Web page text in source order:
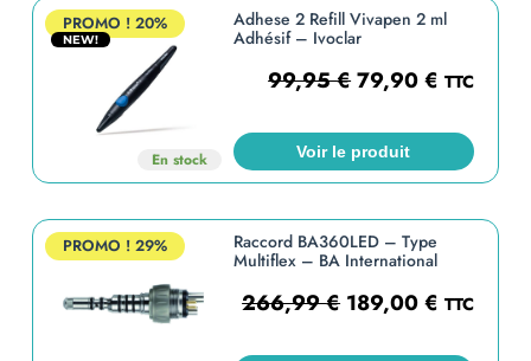
PROMO ! 20%
NEW!
En stock
Adhese 2 Refill Vivapen 2 ml
Adhésif – Ivoclar
99,95€79,90€ TTC
Voir le produit
PROMO ! 29%
Raccord BA360LED – Type
Multiflex – BA International
266,99€ 189,00€ TTC